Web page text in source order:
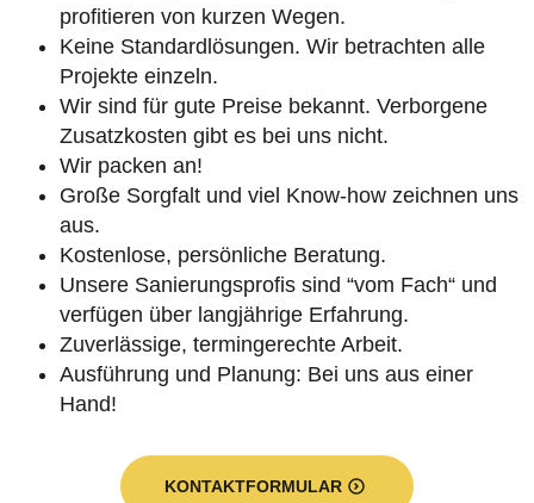
profitieren von kurzen Wegen.
Keine Standardlösungen. Wir betrachten alle
Projekte einzeln.
Wir sind für gute Preise bekannt. Verborgene
Zusatzkosten gibt es bei uns nicht.
Wir packen an!
Große Sorgfalt und viel Know-how zeichnen uns
aus.
Kostenlose, persönliche Beratung.
Unsere Sanierungsprofis sind “vom Fach“ und
verfügen über langjährige Erfahrung.
Zuverlässige, termingerechte Arbeit.
Ausführung und Planung: Bei uns aus einer
Hand!
KONTAKTFORMULAR